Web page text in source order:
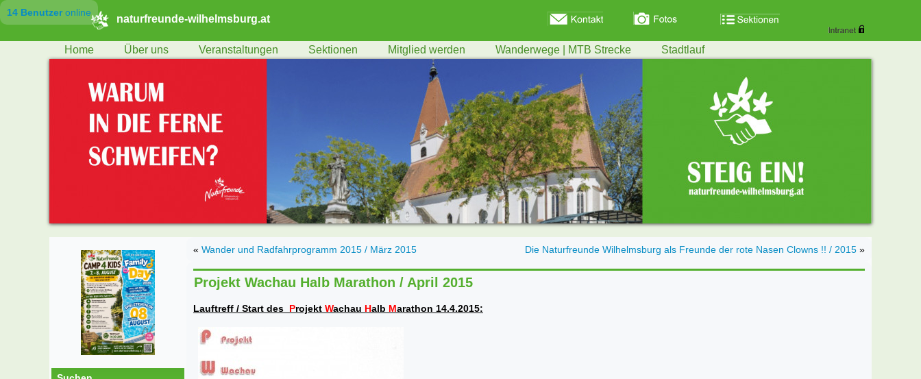
14 Benutzeronline
naturfreunde-wilhelmsburg.at
Home Über uns Veranstaltungen Sektionen Mitglied werden Wanderwege | MTB Strecke Stadtlauf
« Wander und Radfahrprogramm 2015 / März 2015 Die Naturfreunde Wilhelmsburg als Freunde der rote Nasen Clowns !! / 2015 »
Projekt Wachau Halb Marathon / April 2015
Lauftreff / Start des Projekt Wachau Halb Marathon 14.4.2015: